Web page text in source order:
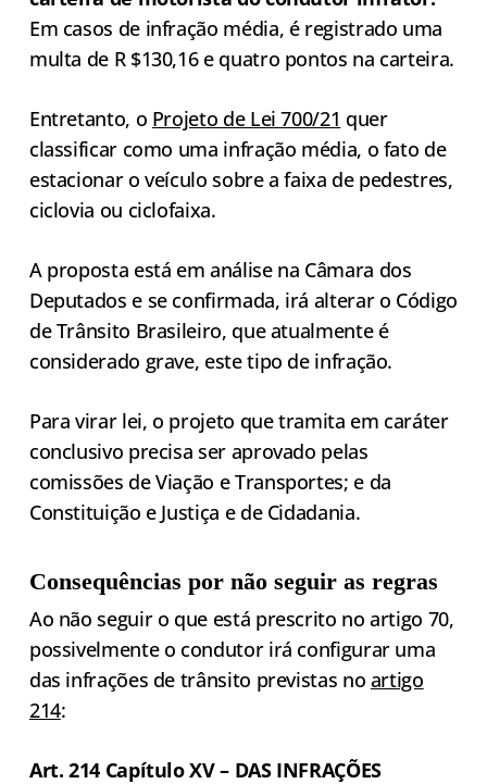
Em casos de infração média, é registrado uma
multa de R $130,16 e quatro pontos na carteira.
Entretanto, o Projeto de Lei 700/21 quer
classificar como uma infração média, o fato de
estacionar o veículo sobre a faixa de pedestres,
ciclovia ou ciclofaixa.
A proposta está em análise na Câmara dos
Deputados e se confirmada, irá alterar o Código
de Trânsito Brasileiro, que atualmente é
considerado grave, este tipo de infração.
Para virar lei, o projeto que tramita em caráter
conclusivo precisa ser aprovado pelas
comissões de Viação e Transportes; e da
Constituição e Justiça e de Cidadania.
Consequências por não seguir as regras
Ao não seguir o que está prescrito no artigo 70,
possivelmente o condutor irá configurar uma
das infrações de trânsito previstas no artigo
214:
Art. 214 Capítulo XV – DAS INFRAÇÕES